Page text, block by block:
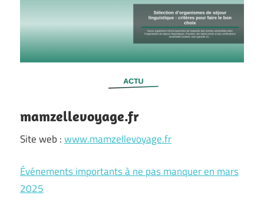
mamzellevoyage.fr
Site web :www.mamzellevoyage.fr
Événements importants à ne pas manquer en mars
2025